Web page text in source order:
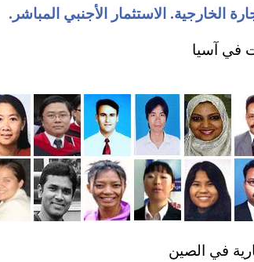
الخارجية. الاستثمار الأجنبي المباشر.
في آسيا
في الصين